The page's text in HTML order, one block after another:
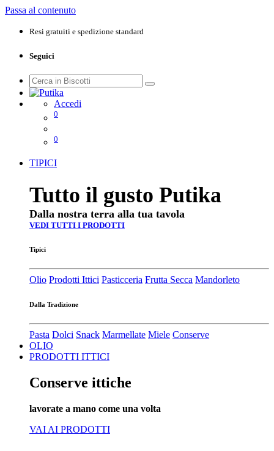
Passa al contenuto
Resi gratuiti e spedizione standard
Seguici
Accedi
0
0
TIPICI
Tutto il gusto Putika
Dalla nostra terra alla tua tavola
VEDI TUTTI I PRODOTTI
Tipici
Olio Prodotti Ittici Pasticceria Frutta Secca Mandorleto
Dalla Tradizione
Pasta Dolci Snack Marmellate Miele Conserve
OLIO
PRODOTTI ITTICI
Conserve ittiche
lavorate a mano come una volta
VAI AI PRODOTTI